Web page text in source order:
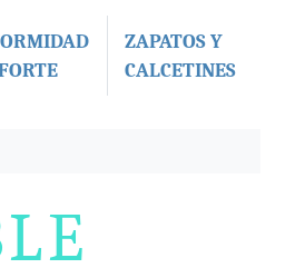
ZAPATOS Y
CALCETINES